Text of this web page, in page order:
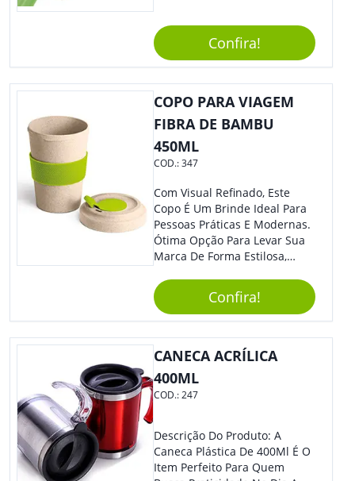
Sua Empresa Em Eventos,
Reuniões Corporativas Ou Até
Mesmo Para Presentear
Colaboradores.
Confira!
COPO PARA VIAGEM
FIBRA DE BAMBU
450ML
COD.:347
Com Visual Refinado, Este
Copo É Um Brinde Ideal Para
Pessoas Práticas E Modernas.
Ótima Opção Para Levar Sua
Marca De Forma Estilosa,
Empresa Em Eventos,
Reuniões Corporativas Ou Até
Mesmo Para Presentear
Colaboradores.
Confira!
CANECA ACRÍLICA
400ML
COD.:247
Descrição Do Produto: A
Caneca Plástica De 400Ml É O
Item Perfeito Para Quem